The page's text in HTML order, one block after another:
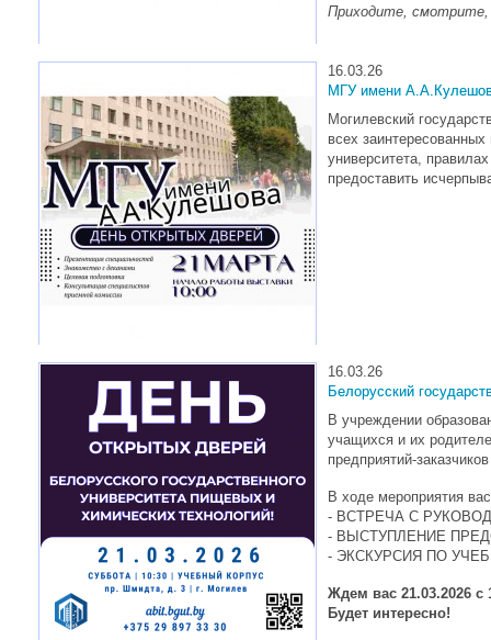
Приходите,
16.03.26
МГУ имени
Могилевский
всех
университета,
предоставить
16.03.26
Белорусский
В учреждении
учащихся и их
предприятий-
В ходе мероприятия
- ВСТРЕЧА С
- ВЫСТУПЛЕНИЕ
- ЭКСКУРСИЯ ПО
Ждем вас 21.03.2026 с
Будет интересно!